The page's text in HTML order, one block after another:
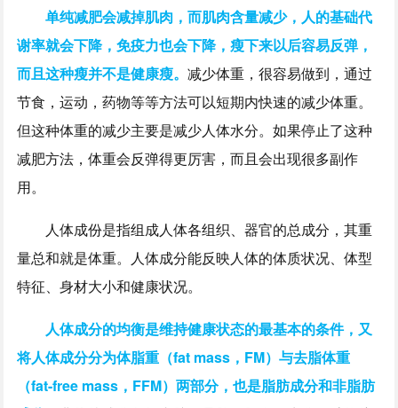
单纯减肥会减掉肌肉，而肌肉含量减少，人的基础代
谢率就会下降，免疫力也会下降，瘦下来以后容易反弹，
而且这种瘦并不是健康瘦。减少体重，很容易做到，通过
节食，运动，药物等等方法可以短期内快速的减少体重。
但这种体重的减少主要是减少人体水分。如果停止了这种
减肥方法，体重会反弹得更厉害，而且会出现很多副作
用。
人体成份是指组成人体各组织、器官的总成分，其重
量总和就是体重。人体成分能反映人体的体质状况、体型
特征、身材大小和健康状况。
人体成分的均衡是维持健康状态的最基本的条件，又
将人体成分分为体脂重（fat mass，FM）与去脂体重
（fat-free mass，FFM）两部分，也是脂肪成分和非脂肪